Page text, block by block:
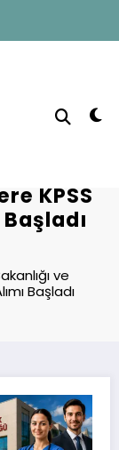
Aile
KPSS
ve
Başladı